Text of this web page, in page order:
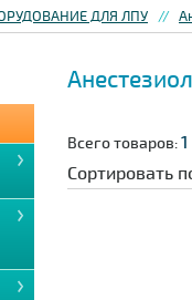
ДЛЯ ЛПУ
Всего товаров:1
Сортировать